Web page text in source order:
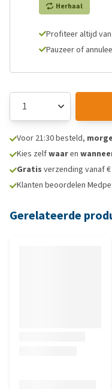
Herhaal
Profiteer altijd
Pauzeer of
Voor 21:30 besteld,
Kies zelfwaaren
Gratis verzending vanaf
Klanten beoordelen
Gerelateerde